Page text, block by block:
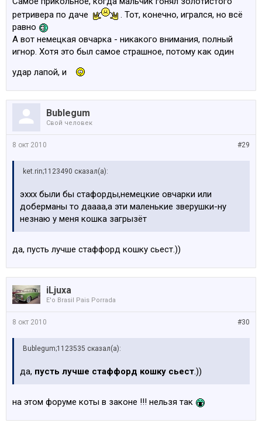
ретривера по даче
. Тот, конечно, игрался, но всё
равно
А вот немецкая овчарка - никакого внимания, полный
игнор. Хотя это был самое страшное, потому как один
удар лапой, и
Bublegum
Свой человек
#29
8 окт 2010
ket.rin;1123490 сказал(а):
эххх были бы стафорды,немецкие овчарки или
доберманы то даааа,а эти маленькие зверушки-ну
незнаю у меня кошка загрызёт
да, пусть лучше стаффорд кошку сьест.))
iLjuxa
E'o Brasil Pais Porrada
#30
8 окт 2010
Bublegum;1123535 сказал(а):
да, пусть лучше стаффорд кошку сьест.))
на этом форуме коты в законе !!! нельзя так